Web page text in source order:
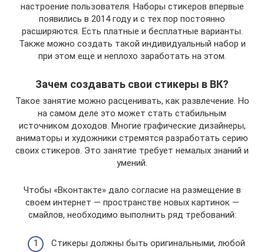
настроение пользователя. Наборы стикеров впервые
появились в 2014 году и с тех пор постоянно
расширяются. Есть платные и бесплатные варианты.
Также можно создать такой индивидуальный набор и
при этом еще и неплохо заработать на этом.
Зачем создавать свои стикеры в ВК?
Такое занятие можно расценивать, как развлечение. Но
на самом деле это может стать стабильным
источником доходов. Многие графические дизайнеры,
аниматоры и художники стремятся разработать серию
своих стикеров. Это занятие требует немалых знаний и
умений.
Чтобы «Вконтакте» дало согласие на размещение в
своем интернет — пространстве новых картинок —
смайлов, необходимо выполнить ряд требований:
Стикеры должны быть оригинальными, любой